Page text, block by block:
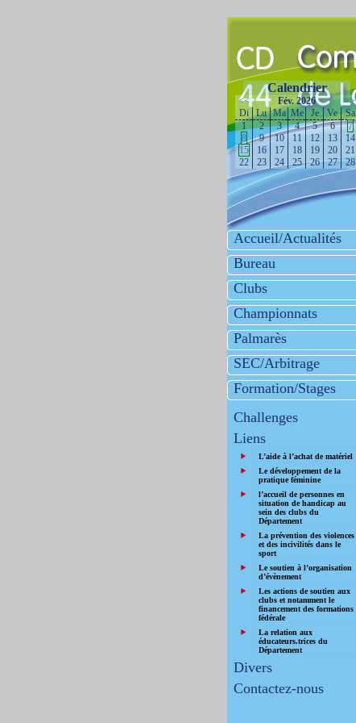
Calendrier
<< Fév. 2026
>>
Di
Lu Ma Me Je Ve
Sa
1
2 3 4 5 6
7
8
9 10 11 12 13
14
15
16 17 18 19 20
21
22
23 24 25 26 27 28
Accueil/Actualités
Bureau
Clubs
Championnats
Palmarès
SEC/Arbitrage
Formation/Stages
Challenges
Liens
L’aide à l’achat de matériel
Le développement de la
pratique féminine
l’accueil de personnes en
situation de handicap au
sein des clubs du
Département
La prévention des violences
et des incivilités dans le
sport
Le soutien à l’organisation
d’évènement
Les actions de soutien aux
clubs et notamment le
financement des formations
fédérale
La relation aux
éducateurs.trices du
Département
Divers
Contactez-nous